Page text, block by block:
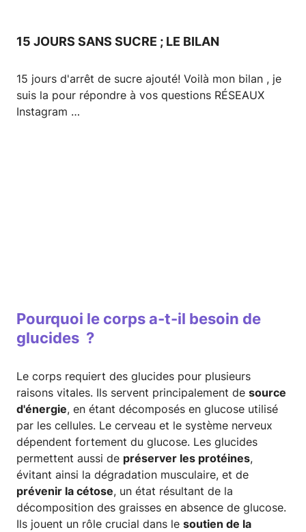
15 JOURS SANS SUCRE ; LE BILAN
15 jours d'arrêt de sucre ajouté! Voilà mon bilan , je
suis la pour répondre à vos questions RÉSEAUX
Instagram …
Pourquoi le corps a-t-il besoin de
glucides ?
Le corps requiert des glucides pour plusieurs
raisons vitales. Ils servent principalement de source
d'énergie, en étant décomposés en glucose utilisé
par les cellules. Le cerveau et le système nerveux
dépendent fortement du glucose. Les glucides
permettent aussi de préserver les protéines,
évitant ainsi la dégradation musculaire, et de
prévenir la cétose, un état résultant de la
décomposition des graisses en absence de glucose.
Ils jouent un rôle crucial dans le soutien de la